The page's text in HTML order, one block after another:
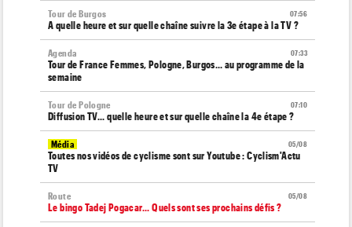
07:56
Tour de Burgos
A quelle heure et sur quelle chaîne suivre la 3e étape à la TV ?
07:33
Agenda
Tour de France Femmes, Pologne, Burgos… au programme de la
semaine
07:10
Tour de Pologne
Diffusion TV... quelle heure et sur quelle chaîne la 4e étape ?
05/08
Média
Toutes nos vidéos de cyclisme sont sur Youtube : Cyclism'Actu
TV
05/08
Route
Le bingo Tadej Pogacar... Quels sont ses prochains défis ?